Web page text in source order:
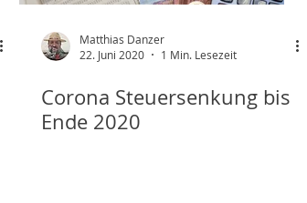
Matthias Danzer
22. Juni 2020
1 Min. Lesezeit
Corona Steuersenkung bis
Ende 2020